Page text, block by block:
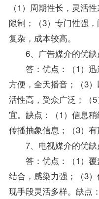
（1）周期性长，灵活
限制；（3）专门性强
复杂，成本较高。
6、广告媒介的优缺
答：优点：（1）迅
方便，全天播音；（3
活性高，受众广泛；（
宜。缺点：（1）信息
传播抽象信息；（3）有
7、电视媒介的优缺
答：优点：（1）覆
结合，感染力强；（3
现手段灵活多样。缺点